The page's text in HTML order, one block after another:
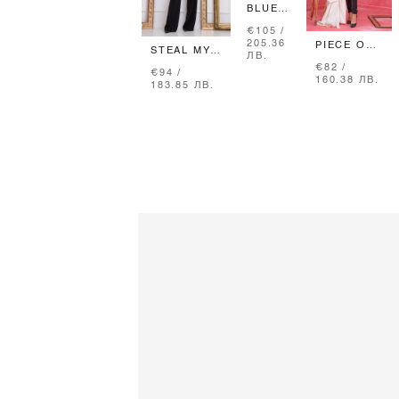
STEAL MY
ПАНТАЛОН
С
€94 /
183.85 ЛВ.
BLUE
BABY
ДЪНКИ
-
€105 /
205.36
ЛВ.
PIECE OF
ПАНТАЛОН
€82 /
160.38 ЛВ.